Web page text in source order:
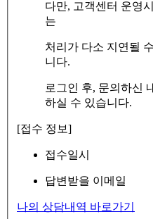
다만, 고객센터 운영
는
처리가 다소 지연될
니다.
로그인 후, 문의하신
하실 수 있습니다.
[접수 정보]
접수일시
답변받을 이메일
나의 상담내역 바로가기